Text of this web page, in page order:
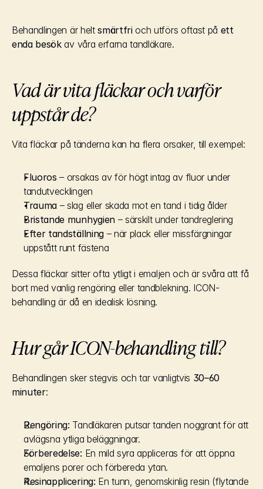
Behandlingen är helt smärtfri och utförs oftast på ett
enda besök av våra erfarna tandläkare.
Vad är vita fläckar och varför
uppstår de?
Vita fläckar på tänderna kan ha flera orsaker, till exempel:
Fluoros – orsakas av för högt intag av fluor under
tandutvecklingen
Trauma – slag eller skada mot en tand i tidig ålder
Bristande munhygien – särskilt under tandreglering
Efter tandställning – när plack eller missfärgningar
uppstått runt fästena
Dessa fläckar sitter ofta ytligt i emaljen och är svåra att få
bort med vanlig rengöring eller tandblekning. ICON-
behandling är då en idealisk lösning.
Hur går ICON-behandling till?
Behandlingen sker stegvis och tar vanligtvis 30–60
minuter:
Rengöring: Tandläkaren putsar tanden noggrant för att
avlägsna ytliga beläggningar.
Förberedelse: En mild syra appliceras för att öppna
emaljens porer och förbereda ytan.
Resinapplicering: En tunn, genomskinlig resin (flytande